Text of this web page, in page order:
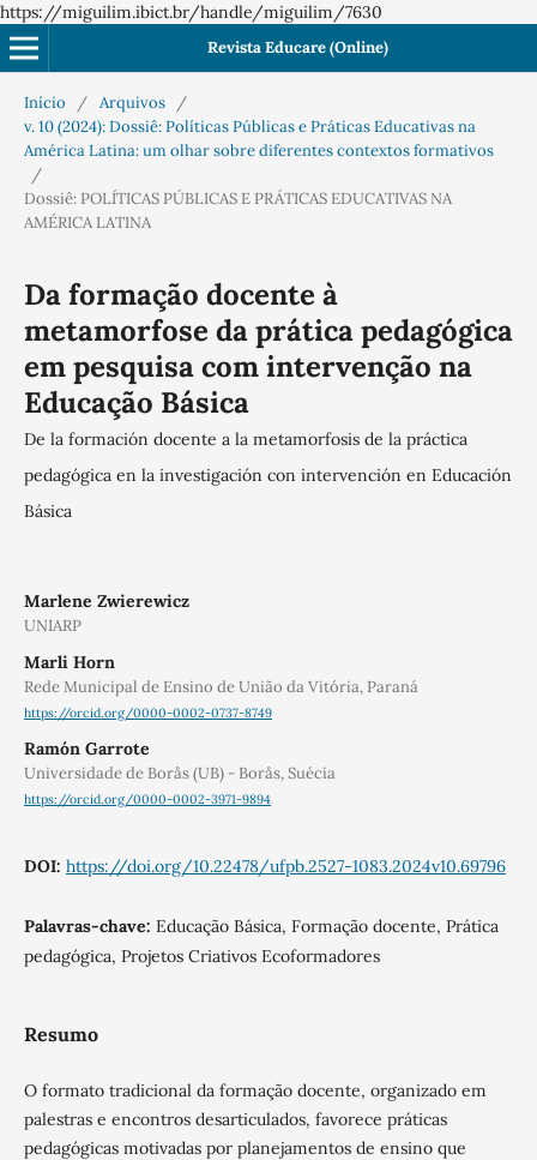
https://miguilim.ibict.br/handle/miguilim/7630
Revista Educare (Online)
Início / Arquivos
/
v. 10 (2024): Dossiê: Políticas Públicas e Práticas Educativas na
América Latina: um olhar sobre diferentes contextos formativos
/
Dossiê: POLÍTICAS PÚBLICAS E PRÁTICAS EDUCATIVAS NA
AMÉRICA LATINA
Da formação docente à
metamorfose da prática pedagógica
em pesquisa com intervenção na
Educação Básica
De la formación docente a la metamorfosis de la práctica
pedagógica en la investigación con intervención en Educación
Básica
Marlene Zwierewicz
UNIARP
Marli Horn
Rede Municipal de Ensino de União da Vitória, Paraná
https://orcid.org/0000-0002-0737-8749
Ramón Garrote
Universidade de Borås (UB) - Borås, Suécia
https://orcid.org/0000-0002-3971-9894
DOI: https://doi.org/10.22478/ufpb.2527-1083.2024v10.69796
Palavras-chave: Educação Básica, Formação docente, Prática
pedagógica, Projetos Criativos Ecoformadores
Resumo
O formato tradicional da formação docente, organizado em
palestras e encontros desarticulados, favorece práticas
pedagógicas motivadas por planejamentos de ensino que